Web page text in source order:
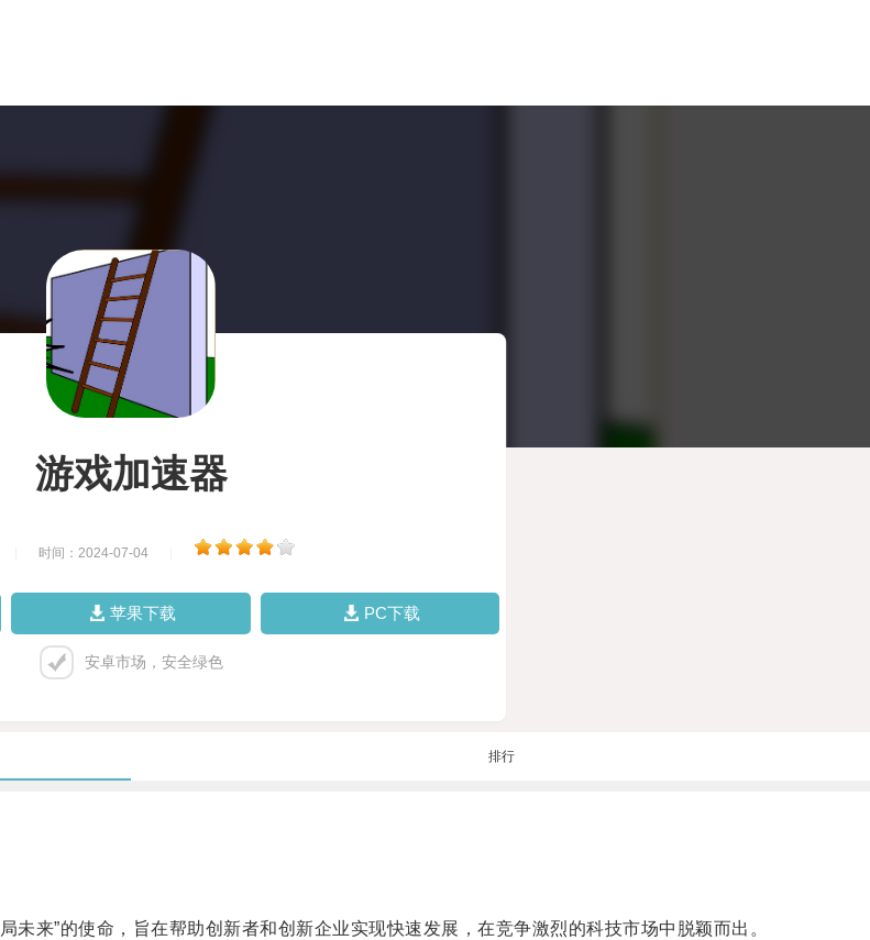
游戏加速器
时间：2024-07-04
苹果下载 PC下载
安卓市场，安全绿色
排行
来”的使命，旨在帮助创新者和创新企业实现快速发展，在竞争激烈的科技市场中脱颖而出。